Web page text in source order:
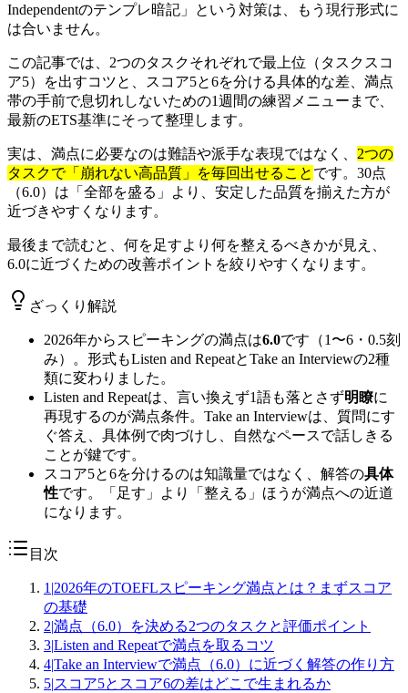
Independentのテンプレ暗記」という対策は、もう現行形式に
は合いません。
この記事では、2つのタスクそれぞれで最上位（タスクスコ
ア5）を出すコツと、スコア5と6を分ける具体的な差、満点
帯の手前で息切れしないための1週間の練習メニューまで、
最新のETS基準にそって整理します。
実は、満点に必要なのは難語や派手な表現ではなく、 2つの
タスクで「崩れない高品質」を毎回出せること です。30点
（6.0）は「全部を盛る」より、安定した品質を揃えた方が
近づきやすくなります。
最後まで読むと、何を足すより何を整えるべきかが見え、
6.0に近づくための改善ポイントを絞りやすくなります。
ざっくり解説
2026年からスピーキングの満点は6.0です（1〜6・0.5刻
み）。形式もListen and RepeatとTake an Interviewの2種
類に変わりました。
Listen and Repeatは、言い換えず1語も落とさず明瞭に
再現するのが満点条件。Take an Interviewは、質問にす
ぐ答え、具体例で肉づけし、自然なペースで話しきる
ことが鍵です。
スコア5と6を分けるのは知識量ではなく、解答の具体
性です。「足す」より「整える」ほうが満点への近道
になります。
目次
1 |2026年のTOEFLスピーキング満点とは？まずスコア
の基礎
2|満点（6.0）を決める2つのタスクと評価ポイント
3|Listen and Repeatで満点を取るコツ
4|Take an Interviewで満点（6.0）に近づく解答の作り方
5|スコア5とスコア6の差はどこで生まれるか